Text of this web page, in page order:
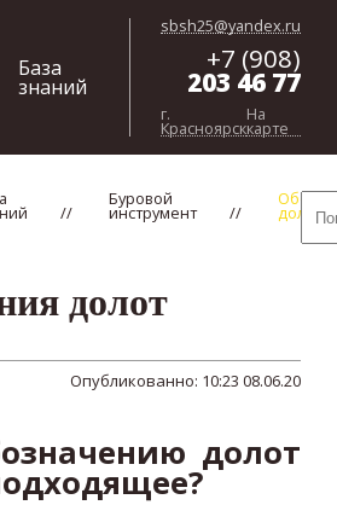
База
знаний
sbsh25@yandex.ru
+7 (908)
203 46 77
г.
Красноярск
На
карте
Буровой
инструмент долот
долот
Опубликованно: 10:23 08.06.20
долот